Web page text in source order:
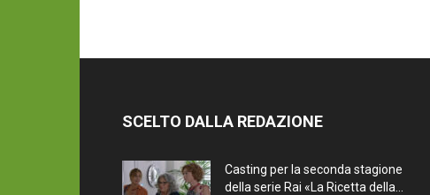
SCELTO DALLA REDAZIONE
Casting per la seconda stagione
della serie Rai «La Ricetta della...